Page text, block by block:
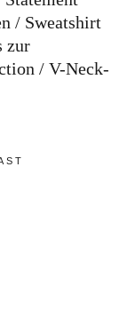
Sweatshirt
zur
V-Neck-